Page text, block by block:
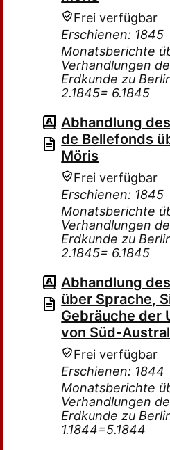
Frei verfügbar
Erschienen: 1845
Monatsberichte
Verhandlungen
Erdkunde zu
2.1845= 6.1845
Abhandlung
de Bellefonds
Möris
Frei verfügbar
Erschienen: 1845
Monatsberichte
Verhandlungen
Erdkunde zu
2.1845= 6.1845
Abhandlung
über Sprache,
Gebräuche der
von Süd-
Frei verfügbar
Erschienen: 1844
Monatsberichte
Verhandlungen
Erdkunde zu
1.1844=5.1844